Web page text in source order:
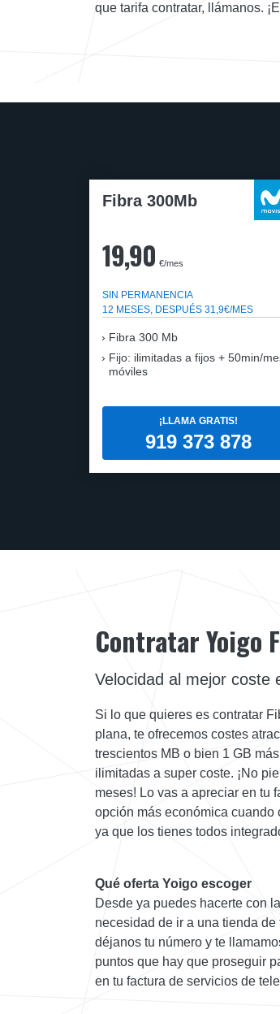
que tarifa contratar, llámanos.
Fibra 300Mb
19,90 €/mes
SIN PERMANENCIA
12 MESES, DESPUÉS 31,9€/MES
Fibra 300 Mb
Fijo: ilimitadas a fijos + 50min/
móviles
¡LLAMA GRATIS!
919 373 878
Contratar Yoigo
Velocidad al mejor coste
Si lo que quieres es contratar
plana, te ofrecemos costes
trescientos MB o bien 1 GB
ilimitadas a super coste. ¡No
meses! Lo vas a apreciar en tu
opción más económica cuando
ya que los tienes todos
Qué oferta Yoigo escoger
Desde ya puedes hacerte con
necesidad de ir a una tienda
déjanos tu número y te
puntos que hay que proseguir
en tu factura de servicios de